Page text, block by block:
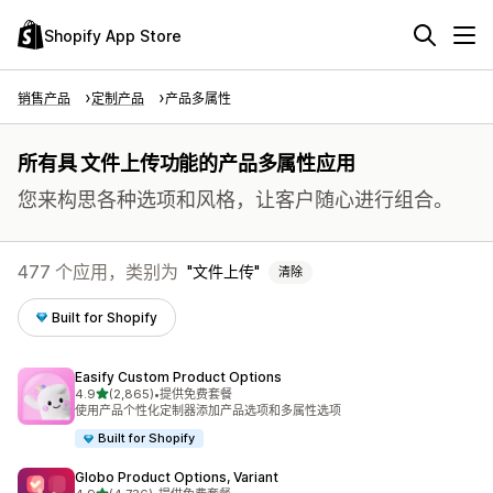
Shopify App Store
销售产品 定制产品 产品多属性
所有具 文件上传功能的产品多属性应用
您来构思各种选项和风格，让客户随心进行组合。
477 个应用，类别为 文件上传 清除
Built for Shopify
Easify Custom Product Options
4.9星（满分 5 星）
(2,865)
总共 2865 条评论
•提供免费套餐
使用产品个性化定制器添加产品选项和多属性选项
Built for Shopify
Globo Product Options, Variant